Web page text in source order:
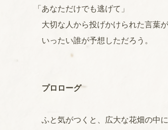
「あなただけでも逃げて」
大切な人から投げかけられた言葉
いったい誰が予想しただろう。
プロローグ
ふと気がつくと、広大な花畑の中に